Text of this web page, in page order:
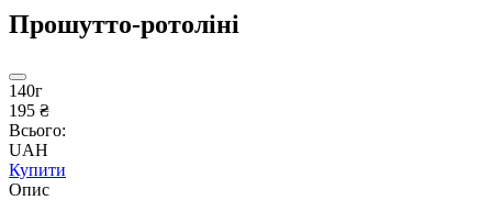
Прошутто-ротоліні
140г
195 ₴
Всього:
UAH
Купити
Опис